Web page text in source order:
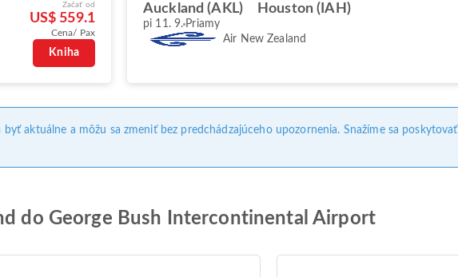
Začať od
US$ 559.1
Cena/ Pax
Kniha
Auckland (AKL) Houston (IAH)
pi 11. 9. Priamy
Air New Zealand
aktuálne a môžu sa zmeniť bez predchádzajúceho upozornenia. Snažíme sa poskytovať
do George Bush Intercontinental Airport